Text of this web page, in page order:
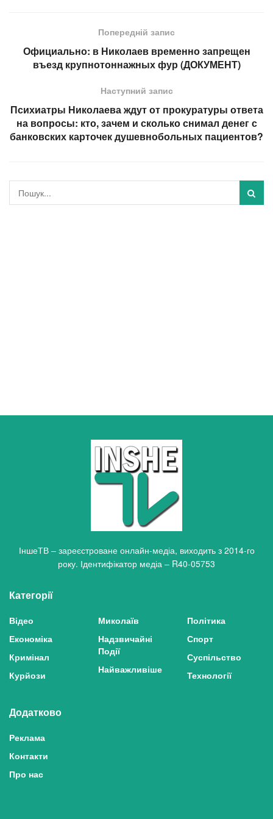
Попередній запис
Официально: в Николаев временно запрещен
въезд крупнотоннажных фур (ДОКУМЕНТ)
Наступний запис
Психиатры Николаева ждут от прокуратуры ответа
на вопросы: кто, зачем и сколько снимал денег с
банковских карточек душевнобольных пациентов?
ІншеТВ – зареєстроване онлайн-медіа, виходить з 2014-го
року. Ідентифікатор медіа – R40-05753
Категорії
Відео
Економіка
Кримінал
Курйози
Миколаїв
Надзвичайні
Події
Найважливіше
Політика
Спорт
Суспільство
Технології
Додатково
Реклама
Контакти
Про нас